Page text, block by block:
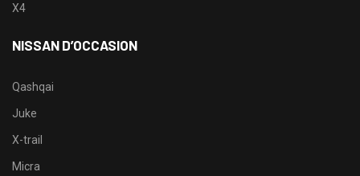
X4
NISSAN D’OCCASION
Qashqai
Juke
X-trail
Micra